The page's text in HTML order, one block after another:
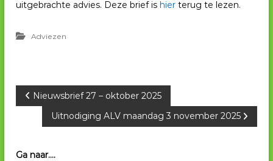
uitgebrachte advies. Deze brief ishier terug te lezen.
Adviezen
B
r
Nieuwsbrief 27 – oktober 2025
Uitnodiging ALV maandag 3 november 2025
Ga naar….